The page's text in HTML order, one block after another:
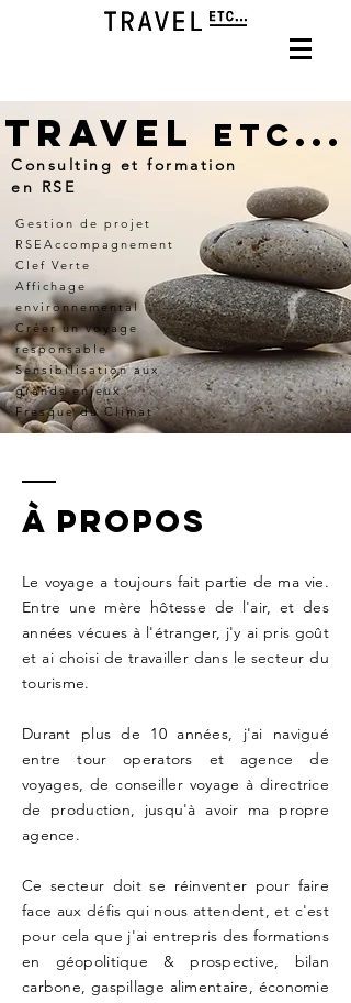
Travel Etc...
Consulting et formation
en RSE
Gestion de projet
RSE Accompagnement
Clef Verte
Affichage
environnemental
Créer un voyage
responsable
Sensibilisation aux
grands enjeux
Fresque du Climat
À Propos
Le voyage a toujours fait partie de ma vie.
Entre une mère hôtesse de l'air, et des
années vécues à l'étranger, j'y ai pris goût
et ai choisi de travailler dans le secteur du
tourisme.
Durant plus de 10 années, j'ai navigué
entre tour operators et agence de
voyages, de conseiller voyage à directrice
de production, jusqu'à avoir ma propre
agence.
Ce secteur doit se réinventer pour faire
face aux défis qui nous attendent, et c'est
pour cela que j'ai entrepris des formations
en géopolitique & prospective, bilan
carbone, gaspillage alimentaire, économie